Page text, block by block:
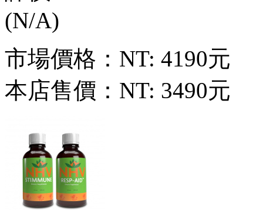
市場價格： NT: 4190元
本店售價： NT: 3490元